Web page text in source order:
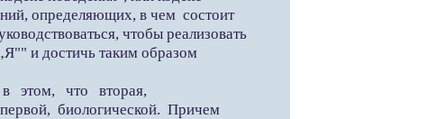
определяющих, в чем состоит
чтобы реализовать
и достичь таким образом
этом, что вторая,
биологической. Причем